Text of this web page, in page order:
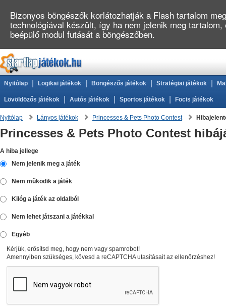
Nyitólap Logikai játékok Böngészős játékok Stratégiai játékok
Lövöldözős játékok Autós játékok Sportos játékok Focis játékok
Nyitólap Lányos játékok Princesses & Pets Photo Contest
Princesses & Pets Photo Contest
A hiba jellege
Nem jelenik meg a játék
Nem működik a játék
Kilóg a játék az oldalból
Nem lehet játszani a játékkal
Egyéb
Kérjük, erősítsd meg, hogy nem vagy spamrobot!
Amennyiben szükséges, kövesd a reCAPTCHA utasításait az ellenőrzéshez!
Bizonyos böngészők korlátozhatják a Flash tartalom
technológiával készült, így ha nem jelenik meg
beépülő modul futását a böngészőben.